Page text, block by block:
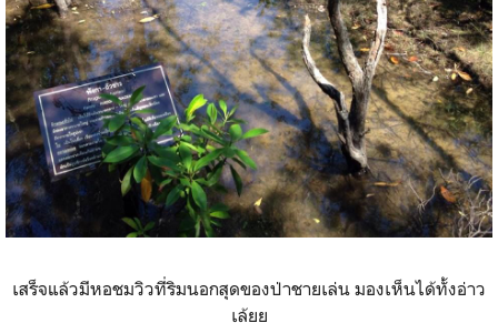
เสร็จแล้วมีหอชมวิวที่ริมนอกสุดของป่าชายเล่น มองเห็นได้ทั้งอ่าว
เล้ยย